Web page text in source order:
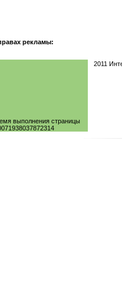
рекламы:
выполнения страницы
2011